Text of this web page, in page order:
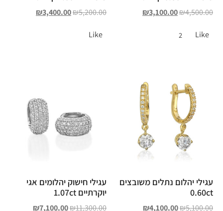
₪4,500.00
₪3,100.00
Like
2
₪5,200.00
₪3,400.00
Like
עגילי יהלום נתלים משובצים
0.60ct
₪5,100.00
₪4,100.00
עגילי חישוק יהלומים אגי
יוקרתיים 1.07ct
₪11,300.00
₪7,100.00